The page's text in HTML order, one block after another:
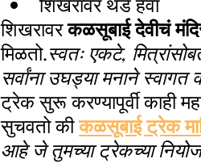
शिखरावर कळसूबाई देवीचं
मिळतो.स्वतः एकटे,
सर्वांना उघड्या मनाने स्वागत
ट्रेक सुरू करण्यापूर्वी काही
सुचवतो की कळसूबाई ट्रेक
आहे जे तुमच्या ट्रेकच्या